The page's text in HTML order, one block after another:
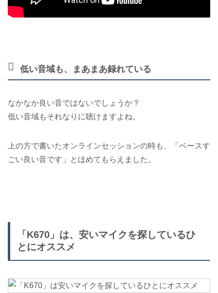
低い音域も、まあまあ録れている
なかなか良い音ではないでしょうか？
低い音域もそれなりに聴けますよね。
上の方で書いたオンラインセッションの時も、「ベースす
ごい良い音です」とほめてもらえました。
「K670」は、安いマイクを探しているひ
とにオススメ